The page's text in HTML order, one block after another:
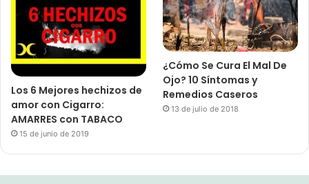
Los 6 Mejores hechizos de
amor con Cigarro:
AMARRES con TABACO
15 de junio de 2019
¿Cómo Se Cura El Mal De
Ojo? 10 Síntomas y
Remedios Caseros
13 de julio de 2018